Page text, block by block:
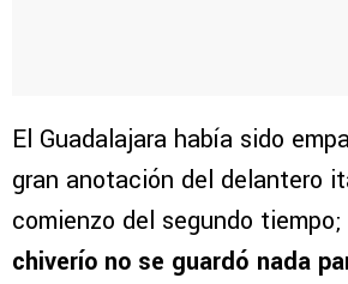
El Guadalajara había sido
gran anotación del delantero
comienzo del segundo tiempo;
chiverío no se guardó nada